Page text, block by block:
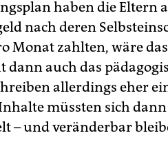
haben die Eltern
nach deren
Monat zahlten, wäre
dann auch das
allerdings eher
müssten sich
– und veränderbar